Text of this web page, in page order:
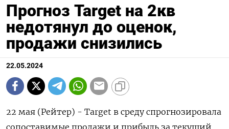
Прогноз Target на 2кв
недотянул до оценок,
продажи снизились
22.05.2024
22 мая (Рейтер) - Target в среду спрогнозировала
сопоставимые продажи и прибыль за текущий